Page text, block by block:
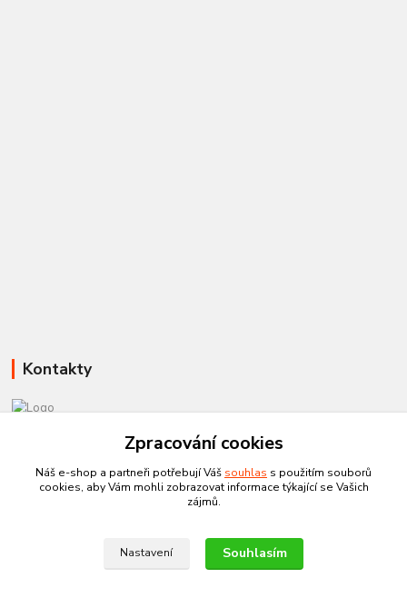
Kontakty
info@czechtherm.cz
Zpracování cookies
Náš e-shop a partneři potřebují Váš souhlas s použitím souborů
cookies, aby Vám mohli zobrazovat informace týkající se Vašich
zájmů.
Nastavení Souhlasím